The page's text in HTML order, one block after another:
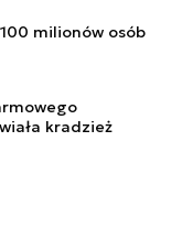
milionów osób
kradzież